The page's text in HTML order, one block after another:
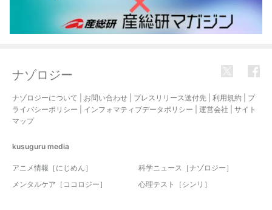
ナゾロジー
ナゾロジーについて お問い合わせ プレスリリース送付先 利用規約
プ
ライバシーポリシー
インフォマティブデータポリシー 運営会社
サイト
マップ
kusuguru media
アニメ情報［にじめん］
科学ニュース［ナゾロジー］
メンタルケア［ココロジー］
心理テスト［シンリ］